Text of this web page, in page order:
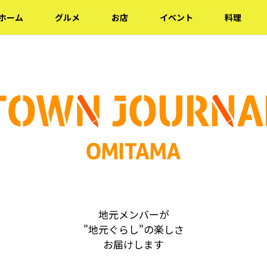
ーム グルメ お店 イベント 料理
地元メンバーが
"地元ぐらし"の楽しさ
お届けします